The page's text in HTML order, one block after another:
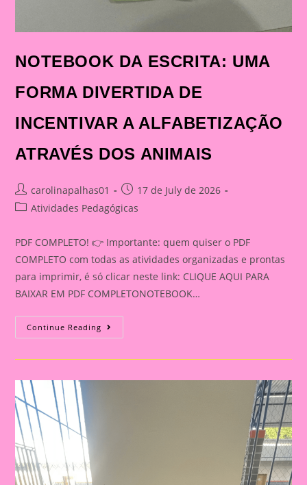
NOTEBOOK DA ESCRITA: UMA
FORMA DIVERTIDA DE
INCENTIVAR A ALFABETIZAÇÃO
ATRAVÉS DOS ANIMAIS
Post
author:
carolinapalhas01
Post
published:
17 de July de 2026
PostAtividades Pedagógicas
PDF COMPLETO! 👉 Importante: quem quiser o PDF
COMPLETO com todas as atividades organizadas e prontas
para imprimir, é só clicar neste link: CLIQUE AQUI PARA
BAIXAR EM PDF COMPLETONOTEBOOK…
Continue Reading NOTEBOOK
DA
UMA
DE